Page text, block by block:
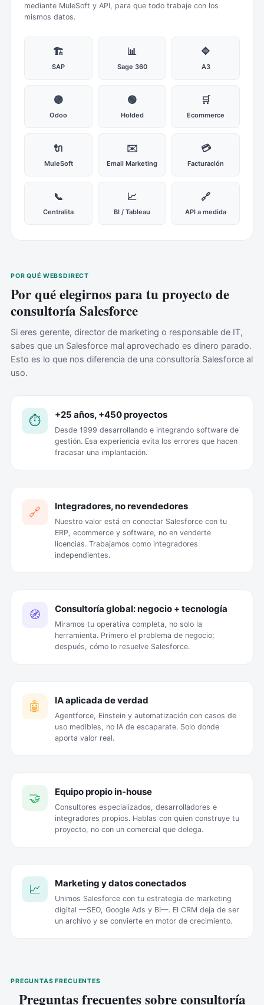
mediante MuleSoft y API, para que todo trabaje con los
mismos datos.
🏗️
SAP
📊
Sage 360
🔷
A3
🟣
Odoo
🟢
Holded
🛒
Ecommerce
🔌
MuleSoft
✉️
Email Marketing
💳
Facturación
📞
Centralita
📈
BI / Tableau
🔗
API a medida
POR QUÉ WEBSDIRECT
Por qué elegirnos para tu proyecto de
consultoría Salesforce
Si eres gerente, director de marketing o responsable de IT,
sabes que un Salesforce mal aprovechado es dinero parado.
Esto es lo que nos diferencia de una consultoría Salesforce al
uso.
⏱️ +25 años, +450 proyectos
Desde 1999 desarrollando e integrando software de
gestión. Esa experiencia evita los errores que hacen
fracasar una implantación.
🔗 Integradores, no revendedores
Nuestro valor está en conectar Salesforce con tu
ERP, ecommerce y software, no en venderte
licencias. Trabajamos como integradores
independientes.
🧭 Consultoría global: negocio + tecnología
Miramos tu operativa completa, no solo la
herramienta. Primero el problema de negocio;
después, cómo lo resuelve Salesforce.
🤖 IA aplicada de verdad
Agentforce, Einstein y automatización con casos de
uso medibles, no IA de escaparate. Solo donde
aporta valor real.
🤝 Equipo propio in-house
Consultores especializados, desarrolladores e
integradores propios. Hablas con quien construye tu
proyecto, no con un comercial que delega.
📈 Marketing y datos conectados
Unimos Salesforce con tu estrategia de marketing
digital —SEO, Google Ads y BI—. El CRM deja de ser
un archivo y se convierte en motor de crecimiento.
PREGUNTAS FRECUENTES
Preguntas frecuentes sobre consultoría